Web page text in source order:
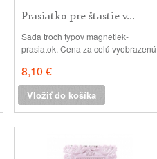
Prasiatko pre štastie v...
Sada troch typov magnetiek-
prasiatok. Cena za celú vyobrazenú
8,10 €
Vložiť do košíka